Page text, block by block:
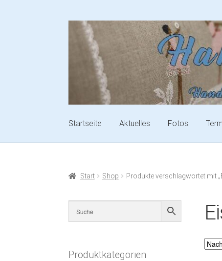
Startseite Aktuelles Fotos
Start Shop Produkte verschlagwortet mit
Produktkategorien